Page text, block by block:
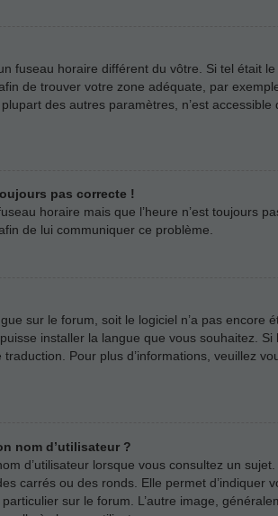
fuseau horaire différent du vôtre. Si tel était
de trouver votre zone adéquate, par
des autres paramètres, n’est accessible
pas correcte !
horaire mais que l’heure n’est toujours
de lui communiquer ce problème.
sur le forum, soit le logiciel n’a pas
installer la langue que vous souhaitez.
Pour plus d’informations, veuillez
nom d’utilisateur ?
d’utilisateur lorsque vous consultez un
carrés ou des ronds. Elle permet d’indiquer
sur le forum. L’autre image,